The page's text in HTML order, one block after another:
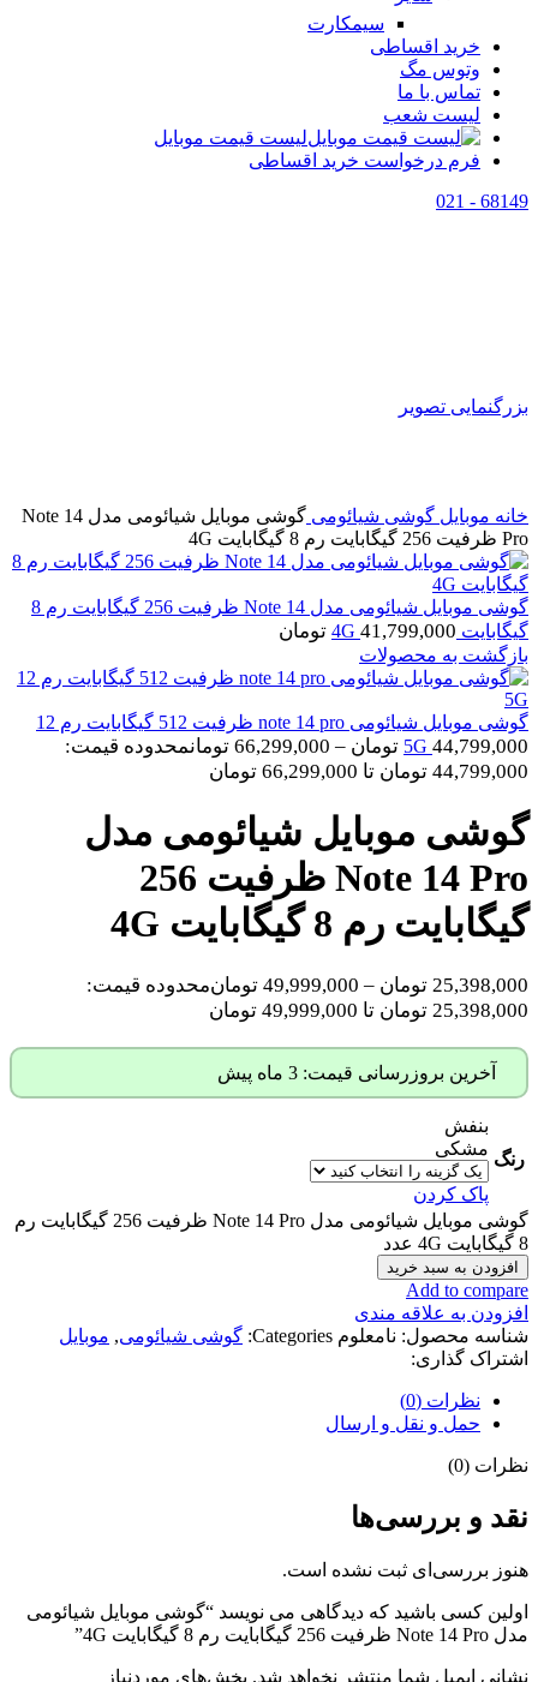
سیمکارت
خرید اقساطی
وتوس مگ
تماس با ما
لیست شعب
لیست قیمت موبایل
فرم درخواست خرید اقساطی
68149 - 021
بزرگنمایی تصویر
خانه موبایل گوشی شیائومی
گوشی موبایل شیائومی مدل Note 14
Pro ظرفیت 256 گیگابایت رم 8 گیگابایت 4G
گوشی موبایل شیائومی مدل Note 14 ظرفیت 256 گیگابایت رم 8
گیگابایت 4G 41,799,000 تومان
بازگشت به محصولات
گوشی موبایل شیائومی note 14 pro ظرفیت 512 گیگابایت رم 12
5G 44,799,000 تومان –
66,299,000 تومانمحدوده قیمت:
44,799,000 تومان تا 66,299,000 تومان
گوشی موبایل شیائومی مدل
Note 14 Pro ظرفیت 256
گیگابایت رم 8 گیگابایت 4G
25,398,000 تومان –
49,999,000 تومانمحدوده قیمت:
25,398,000 تومان تا 49,999,000 تومان
آخرین بروزرسانی قیمت: 3 ماه پیش
رنگ
بنفش
مشکی
پاک کردن
گوشی موبایل شیائومی مدل Note 14 Pro ظرفیت 256 گیگابایت رم
8 گیگابایت 4G عدد
افزودن به سبد خرید
Add to compare
افزودن به علاقه مندی
شناسه محصول: نامعلوم Categories: گوشی شیائومی, موبایل
اشتراک گذاری:
نظرات (0)
حمل و نقل و ارسال
نظرات (0)
نقد و بررسی‌ها
هنوز بررسی‌ای ثبت نشده است.
اولین کسی باشید که دیدگاهی می نویسد “گوشی موبایل شیائومی
مدل Note 14 Pro ظرفیت 256 گیگابایت رم 8 گیگابایت 4G”
نشانی ایمیل شما منتشر نخواهد شد. بخش‌های موردنیاز